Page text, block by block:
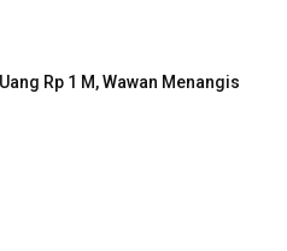
Rp 1 M, Wawan Menangis